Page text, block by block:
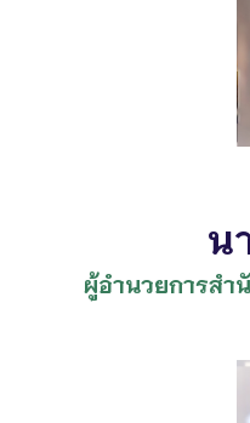
น
ผู้อำนวยการสำ